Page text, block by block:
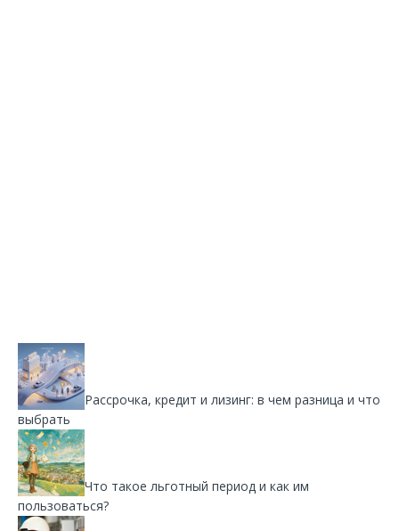
Рассрочка, кредит и лизинг: в чем разница и что
выбрать
Что такое льготный период и как им
пользоваться?